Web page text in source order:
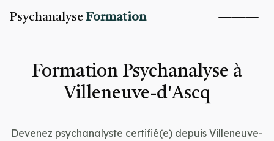
Psychanalyse Formation
Formation Psychanalyse à
Villeneuve-d'Ascq
Devenez psychanalyste certifié(e) depuis Villeneuve-